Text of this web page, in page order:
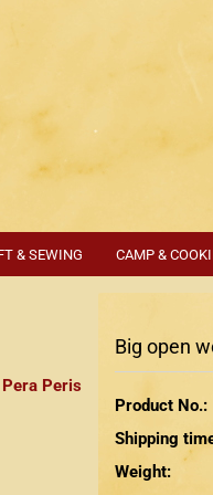
& SEWING CAMP &
Pera Peris
Big open
Product No.:
Shipping
Weight: